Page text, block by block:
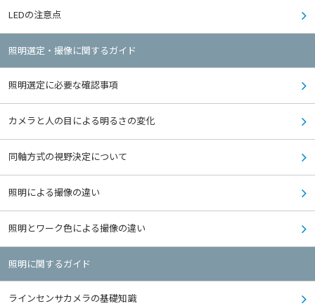
LEDの注意点
照明選定・撮像に関するガイド
照明選定に必要な確認事項
カメラと人の目による明るさの変化
同軸方式の視野決定について
照明による撮像の違い
照明とワーク色による撮像の違い
照明に関するガイド
ラインセンサカメラの基礎知識